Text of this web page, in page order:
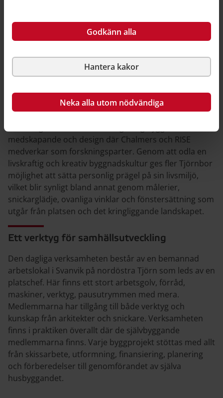
Godkänn alla
Hantera kakor
Neka alla utom nödvändiga
utförde arbetet tillsammans. Huset har sovrum, loft,
fullt utrustat kök, badrum med dusch och tvättmaskin,
odlingsmöjligheter och egen uteplats.
Innovation och möjligheter
Egnahemsfabriken är en så kallad innovationsarena
där innovativa lösningar kan utvecklas och prövas i ett
tillåtande sammanhang. Det är en mötesplats för
medskapande och design där Chalmers och RISE
medverkar som forskningsparter. Genom att odla en
livskraftig och kreativ byggnadskultur ges fler Tjörnbor
möjlighet att sätta personlig prägel på sin livsmiljö,
vilket blir synligt bland annat genom målerier,
snickarglädje, ovanliga vinklar och fönstersättning som
utgår från platsen och det kringliggande landskapet.
Ett verktyg för samhällsutveckling
Den dagliga verksamheten består av en bemannad
arbetslokal i Svanvik på nordöstra Tjörn som leds av en
platschef. Här finns ett stort arbetsgolv, förråd,
maskiner, verktyg, pausutrymmen med mera.
Medlemmarna har tillgång till både verktyg och
kunskap från arkitekter och snickare. Verksamheten
finns i praktiken överallt där de självbyggande
medlemmarna finns. Varje byggprojekt stöttas med allt
från skissarbete, utformning, finansiering, planering
och förberedelser till genomförandet av själva
husbyggandet.